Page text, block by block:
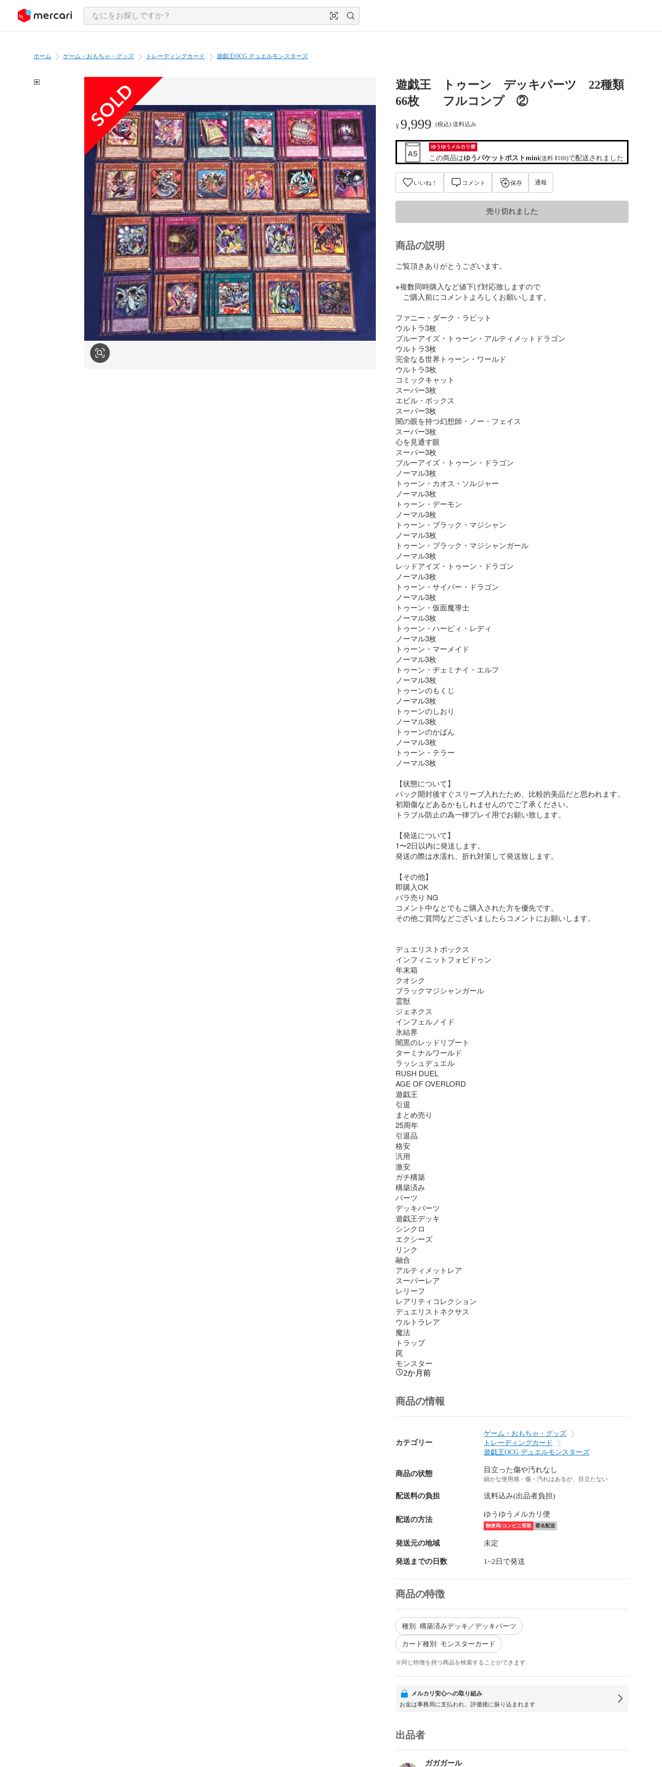
ツにスキップ
ホーム ゲーム・おもちゃ・グッズ トレーディングカード 遊戯王OCG デュエルモンスターズ
遊戯王 トゥーン デッキパーツ 22種類
66枚 フルコンプ ②
¥ 9,999 (税込) 送料込み
ゆうゆうメルカリ便
この商品はゆうパケットポストmini(送料 ¥160)で配送されました
いいね！ コメント 保存 通報
売り切れました
商品の説明
ご覧頂きありがとうございます。
※複数同時購入など値下げ対応致しますので
ご購入前にコメントよろしくお願いします。
ファニー・ダーク・ラビット
ウルトラ3枚
ブルーアイズ・トゥーン・アルティメットドラゴン
ウルトラ3枚
完全なる世界トゥーン・ワールド
ウルトラ3枚
コミックキャット
スーパー3枚
エビル・ボックス
スーパー3枚
闇の眼を持つ幻想師・ノー・フェイス
スーパー3枚
心を見通す眼
スーパー3枚
ブルーアイズ・トゥーン・ドラゴン
ノーマル3枚
トゥーン・カオス・ソルジャー
ノーマル3枚
トゥーン・デーモン
ノーマル3枚
トゥーン・ブラック・マジシャン
ノーマル3枚
トゥーン・ブラック・マジシャンガール
ノーマル3枚
レッドアイズ・トゥーン・ドラゴン
ノーマル3枚
トゥーン・サイバー・ドラゴン
ノーマル3枚
トゥーン・仮面魔導士
ノーマル3枚
トゥーン・ハーピィ・レディ
ノーマル3枚
トゥーン・マーメイド
ノーマル3枚
トゥーン・ヂェミナイ・エルフ
ノーマル3枚
トゥーンのもくじ
ノーマル3枚
トゥーンのしおり
ノーマル3枚
トゥーンのかばん
ノーマル3枚
トゥーン・テラー
ノーマル3枚
【状態について】
パック開封後すぐスリーブ入れたため、比較的美品だと思われます。
初期傷などあるかもしれませんのでご了承ください。
トラブル防止の為一律プレイ用でお願い致します。
【発送について】
1〜2日以内に発送します。
発送の際は水濡れ、折れ対策して発送致します。
【その他】
即購入OK
バラ売り NG
コメント中なとでもご購入された方を優先です。
その他ご質問などございましたらコメントにお願いします。
デュエリストボックス
インフィニットフォビドゥン
年末箱
クオシク
ブラックマジシャンガール
霊獣
ジェネクス
インフェルノイド
氷結界
闇黒のレッドリブート
ターミナルワールド
ラッシュデュエル
RUSH DUEL
AGE OF OVERLORD
遊戯王
引退
まとめ売り
25周年
引退品
格安
汎用
激安
ガチ構築
構築済み
パーツ
デッキパーツ
遊戯王デッキ
シンクロ
エクシーズ
リンク
融合
アルティメットレア
スーパーレア
レリーフ
レアリティコレクション
デュエリストネクサス
ウルトラレア
魔法
トラップ
罠
モンスター
2か月前
商品の情報
カテゴリー
ゲーム・おもちゃ・グッズ
トレーディングカード
遊戯王OCG デュエルモンスターズ
商品の状態 目立った傷や汚れなし
細かな使用感・傷・汚れはあるが、目立たない
配送料の負担 送料込み(出品者負担)
配送の方法
ゆうゆうメルカリ便
郵便局/コンビニ受取 匿名配送
発送元の地域 未定
発送までの日数 1~2日で発送
商品の特徴
種別: 構築済みデッキ／デッキパーツ
カード種別: モンスターカード
※同じ特徴を持つ商品を検索することができます
メルカリ安心への取り組み
お金は事務局に支払われ、評価後に振り込まれます
出品者
ガガガール